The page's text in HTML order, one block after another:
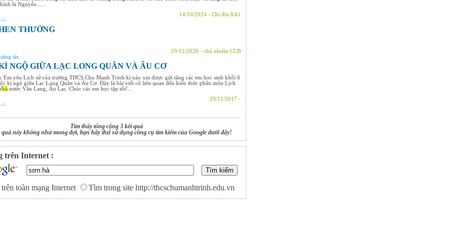
là Nguyễn......
14/10/2024 - Chi đội 8A1
-/-
THƯỞNG
29/12/2020 - chủ nhiệm CLB
sáng tác
NGỘ GIỮA LẠC LONG QUÂN VÀ ÂU CƠ
Em yêu Lịch sử của trường THCS Chu Mạnh Trinh kì này xin được gửi tặng các em học sinh khối 6
kì ngộ giữa Lạc Long Quân và Âu Cơ. Đây là bài viết có liên quan đến kiến thức phân môn Lịch
hà nước Văn Lang, Âu Lạc. Chúc các em học tập tốt!...
29/11/2017 -
-/-
Tìm thấy tổng cộng 3 kết quả
quả này không như mong đợi, bạn hãy thử sử dụng công cụ tìm kiếm của Google dưới đây!
trên Internet :
toàn mạng Internet Tìm trong site http://thcschumanhtrinh.edu.vn